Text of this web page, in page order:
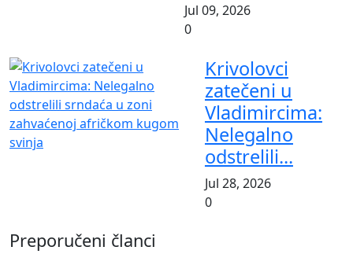
Jul 09, 2026
0
Krivolovci
zatečeni u
Vladimircima:
Nelegalno
odstrelili...
Jul 28, 2026
0
Preporučeni članci